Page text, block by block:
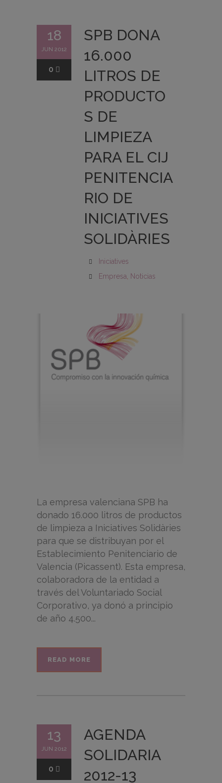
18
JUN 2012
0
SPB DONA
16.000
LITROS DE
PRODUCTO
S DE
LIMPIEZA
PARA EL CIJ
PENITENCIA
RIO DE
INICIATIVES
SOLIDÀRIES
Iniciatives
Empresa
Noticias
La empresa valenciana SPB ha
donado 16.000 litros de productos
de limpieza a Iniciatives Solidàries
para que se distribuyan por el
Establecimiento Penitenciario de
Valencia (Picassent). Esta empresa,
colaboradora de la entidad a
través del Voluntariado Social
Corporativo, ya donó a principio
de año 4.500...
READ MORE
13
JUN 2012
0
AGENDA
SOLIDARIA
2012-13